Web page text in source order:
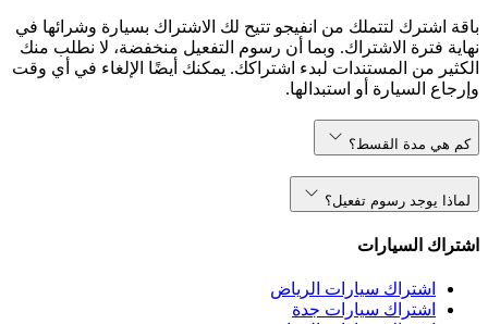
باقة اشترك لتتملك من انفيجو تتيح لك الاشتراك بسيارة وشرائها في
نهاية فترة الاشتراك. وبما أن رسوم التفعيل منخفضة، لا نطلب منك
الكثير من المستندات لبدء اشتراكك. يمكنك أيضًا الإلغاء في أي وقت
وإرجاع السيارة أو استبدالها.
كم هي مدة القسط؟
لماذا يوجد رسوم تفعيل؟
اشتراك السيارات
اشتراك سيارات الرياض
اشتراك سيارات جدة